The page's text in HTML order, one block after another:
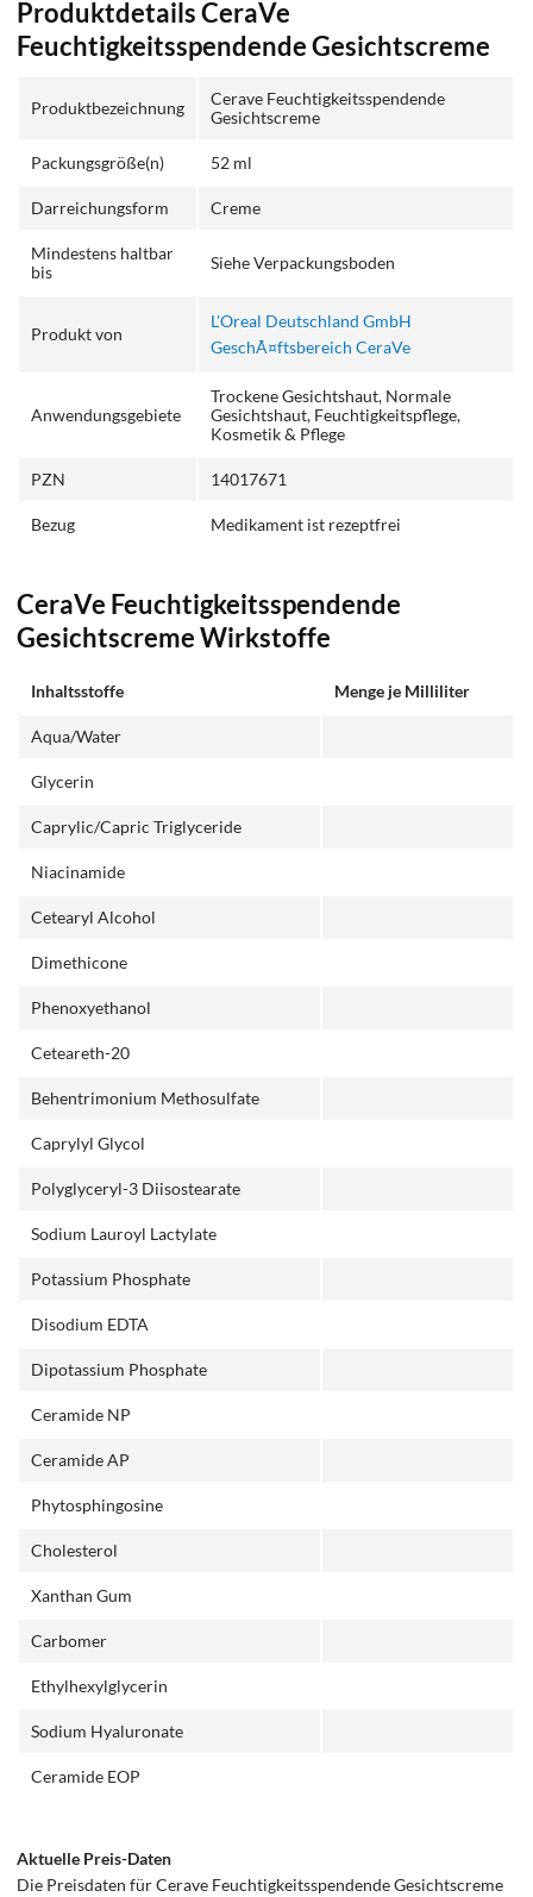
Produktdetails CeraVe
Feuchtigkeitsspendende Gesichtscreme
Produktbezeichnung
Cerave Feuchtigkeitsspendende
Gesichtscreme
Packungsgröße(n) 52 ml
Darreichungsform Creme
Mindestens haltbar
bis
Siehe Verpackungsboden
Produkt von
L'Oreal Deutschland GmbH
GeschÃ¤ftsbereich CeraVe
Anwendungsgebiete
Trockene Gesichtshaut, Normale
Gesichtshaut, Feuchtigkeitspflege,
Kosmetik & Pflege
PZN 14017671
Bezug Medikament ist rezeptfrei
CeraVe Feuchtigkeitsspendende
Gesichtscreme Wirkstoffe
Inhaltsstoffe Menge je Milliliter
Aqua/Water
Glycerin
Caprylic/Capric Triglyceride
Niacinamide
Cetearyl Alcohol
Dimethicone
Phenoxyethanol
Ceteareth-20
Behentrimonium Methosulfate
Caprylyl Glycol
Polyglyceryl-3 Diisostearate
Sodium Lauroyl Lactylate
Potassium Phosphate
Disodium EDTA
Dipotassium Phosphate
Ceramide NP
Ceramide AP
Phytosphingosine
Cholesterol
Xanthan Gum
Carbomer
Ethylhexylglycerin
Sodium Hyaluronate
Ceramide EOP
Aktuelle Preis-Daten
Die Preisdaten für Cerave Feuchtigkeitsspendende Gesichtscreme